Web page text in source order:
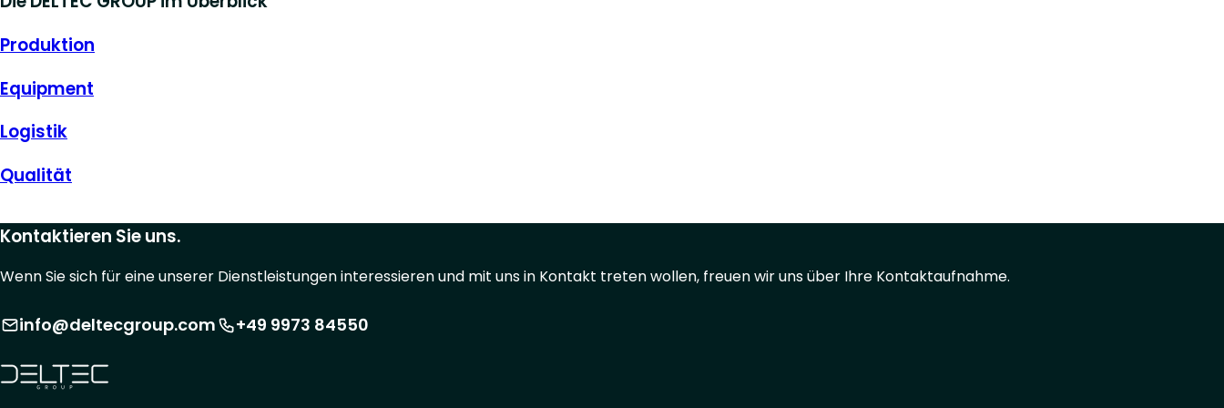
Produktion
Equipment
Logistik
Qualität
Kontaktieren Sie uns.
Wenn Sie sich für eine unserer Dienstleistungen interessieren und mit uns in Kontakt treten wollen, freuen wir uns über Ihre Kontaktaufnahme.
info@deltecgroup.com +49 9973 84550